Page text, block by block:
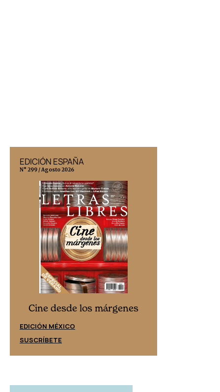
EDICIÓN ESPAÑA
N° 299 / Agosto 2026
Cine desde los márgenes
EDICIÓN MÉXICO
SUSCRÍBETE